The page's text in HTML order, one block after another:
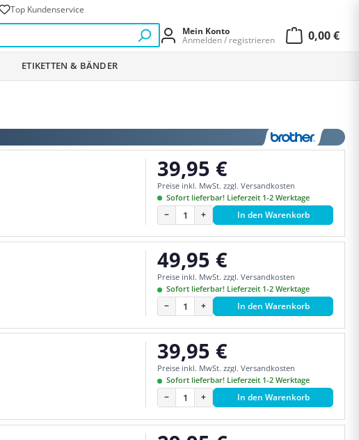
Top Kundenservice
Mein Konto
Anmelden / registrieren
0,00 €
ETIKETTEN & BÄNDER
Regulärer Preis:
39,95 €
Preise inkl. MwSt. zzgl. Versandkosten
Sofort lieferbar! Lieferzeit 1-2 Werktage
− + In den Warenkorb
Regulärer Preis:
49,95 €
Preise inkl. MwSt. zzgl. Versandkosten
Sofort lieferbar! Lieferzeit 1-2 Werktage
− + In den Warenkorb
Regulärer Preis:
39,95 €
Preise inkl. MwSt. zzgl. Versandkosten
Sofort lieferbar! Lieferzeit 1-2 Werktage
− + In den Warenkorb